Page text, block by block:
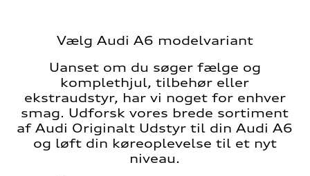
Vælg Audi A6 modelvariant
Uanset om du søger fælge og
komplethjul, tilbehør eller
ekstraudstyr, har vi noget for enhver
smag. Udforsk vores brede sortiment
af Audi Originalt Udstyr til din Audi A6
og løft din køreoplevelse til et nyt
niveau.